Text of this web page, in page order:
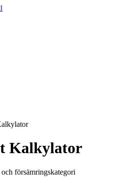
Kalkylator
försämringskategori